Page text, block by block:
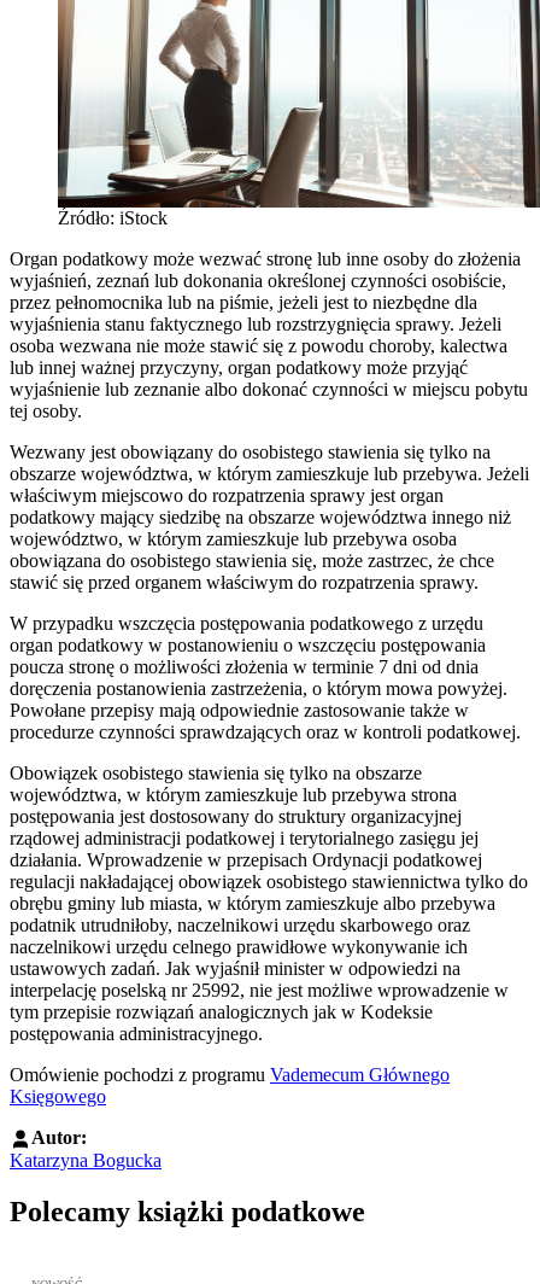
Źródło: iStock
Organ podatkowy może wezwać stronę lub inne osoby do złożenia
wyjaśnień, zeznań lub dokonania określonej czynności osobiście,
przez pełnomocnika lub na piśmie, jeżeli jest to niezbędne dla
wyjaśnienia stanu faktycznego lub rozstrzygnięcia sprawy. Jeżeli
osoba wezwana nie może stawić się z powodu choroby, kalectwa
lub innej ważnej przyczyny, organ podatkowy może przyjąć
wyjaśnienie lub zeznanie albo dokonać czynności w miejscu pobytu
tej osoby.
Wezwany jest obowiązany do osobistego stawienia się tylko na
obszarze województwa, w którym zamieszkuje lub przebywa. Jeżeli
właściwym miejscowo do rozpatrzenia sprawy jest organ
podatkowy mający siedzibę na obszarze województwa innego niż
województwo, w którym zamieszkuje lub przebywa osoba
obowiązana do osobistego stawienia się, może zastrzec, że chce
stawić się przed organem właściwym do rozpatrzenia sprawy.
W przypadku wszczęcia postępowania podatkowego z urzędu
organ podatkowy w postanowieniu o wszczęciu postępowania
poucza stronę o możliwości złożenia w terminie 7 dni od dnia
doręczenia postanowienia zastrzeżenia, o którym mowa powyżej.
Powołane przepisy mają odpowiednie zastosowanie także w
procedurze czynności sprawdzających oraz w kontroli podatkowej.
Obowiązek osobistego stawienia się tylko na obszarze
województwa, w którym zamieszkuje lub przebywa strona
postępowania jest dostosowany do struktury organizacyjnej
rządowej administracji podatkowej i terytorialnego zasięgu jej
działania. Wprowadzenie w przepisach Ordynacji podatkowej
regulacji nakładającej obowiązek osobistego stawiennictwa tylko do
obrębu gminy lub miasta, w którym zamieszkuje albo przebywa
podatnik utrudniłoby, naczelnikowi urzędu skarbowego oraz
naczelnikowi urzędu celnego prawidłowe wykonywanie ich
ustawowych zadań. Jak wyjaśnił minister w odpowiedzi na
interpelację poselską nr 25992, nie jest możliwe wprowadzenie w
tym przepisie rozwiązań analogicznych jak w Kodeksie
postępowania administracyjnego.
Omówienie pochodzi z programu Vademecum Głównego
Księgowego
Autor:
Katarzyna Bogucka
Polecamy książki podatkowe